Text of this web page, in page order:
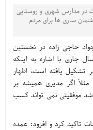
در مدارس شهری و روستایی
سازی ها برای مردم
حاجی زاده در نخستین
جاری با اشاره به اینکه
در 68 روستای اهر تشکیل یافته است، اظهار
اگر مدیری همیشه بر
موفقیتی نمی تواند کسب
تاکید کرد و افزود: عمده